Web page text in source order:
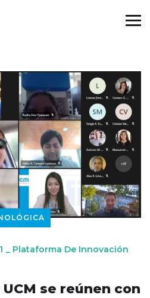
_ Plataforma De Innovación
se reúnen con